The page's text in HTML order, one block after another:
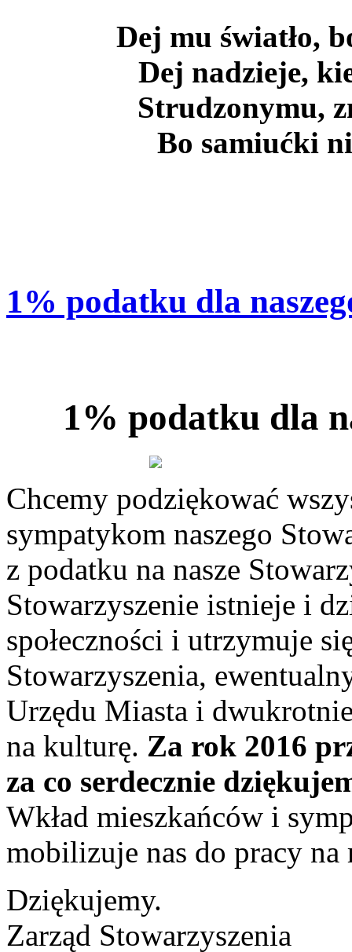
Dej mu światło,
Dej nadzieje,
Strudzonymu,
Bo samiućki
1% podatku dla
1% podatku dla
Chcemy podziękować
sympatykom naszego
z podatku na nasze
Stowarzyszenie istnieje i
społeczności i utrzymuje
Stowarzyszenia,
Urzędu Miasta i
na kulturę. Za rok 2016
za co serdecznie
Wkład mieszkańców i
mobilizuje nas do pracy na
Dziękujemy.
Zarząd Stowarzyszenia